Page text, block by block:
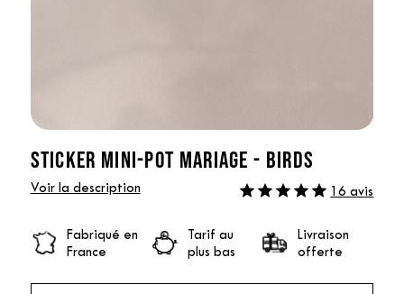
STICKER MINI-POT MARIAGE - BIRDS
Voir la description 16 avis
Fabriqué en
France
Tarif au
plus bas
Livraison
offerte